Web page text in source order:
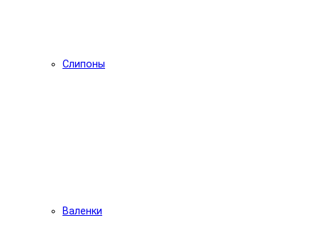
Слипоны
Валенки